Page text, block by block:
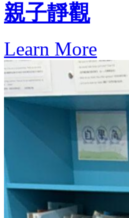
親子靜觀
Learn More